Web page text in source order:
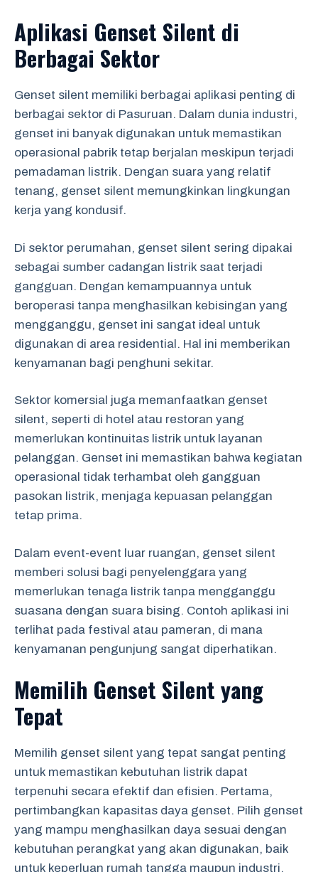
Aplikasi Genset Silent di
Berbagai Sektor
Genset silent memiliki berbagai aplikasi penting di
berbagai sektor di Pasuruan. Dalam dunia industri,
genset ini banyak digunakan untuk memastikan
operasional pabrik tetap berjalan meskipun terjadi
pemadaman listrik. Dengan suara yang relatif
tenang, genset silent memungkinkan lingkungan
kerja yang kondusif.
Di sektor perumahan, genset silent sering dipakai
sebagai sumber cadangan listrik saat terjadi
gangguan. Dengan kemampuannya untuk
beroperasi tanpa menghasilkan kebisingan yang
mengganggu, genset ini sangat ideal untuk
digunakan di area residential. Hal ini memberikan
kenyamanan bagi penghuni sekitar.
Sektor komersial juga memanfaatkan genset
silent, seperti di hotel atau restoran yang
memerlukan kontinuitas listrik untuk layanan
pelanggan. Genset ini memastikan bahwa kegiatan
operasional tidak terhambat oleh gangguan
pasokan listrik, menjaga kepuasan pelanggan
tetap prima.
Dalam event-event luar ruangan, genset silent
memberi solusi bagi penyelenggara yang
memerlukan tenaga listrik tanpa mengganggu
suasana dengan suara bising. Contoh aplikasi ini
terlihat pada festival atau pameran, di mana
kenyamanan pengunjung sangat diperhatikan.
Memilih Genset Silent yang
Tepat
Memilih genset silent yang tepat sangat penting
untuk memastikan kebutuhan listrik dapat
terpenuhi secara efektif dan efisien. Pertama,
pertimbangkan kapasitas daya genset. Pilih genset
yang mampu menghasilkan daya sesuai dengan
kebutuhan perangkat yang akan digunakan, baik
untuk keperluan rumah tangga maupun industri.